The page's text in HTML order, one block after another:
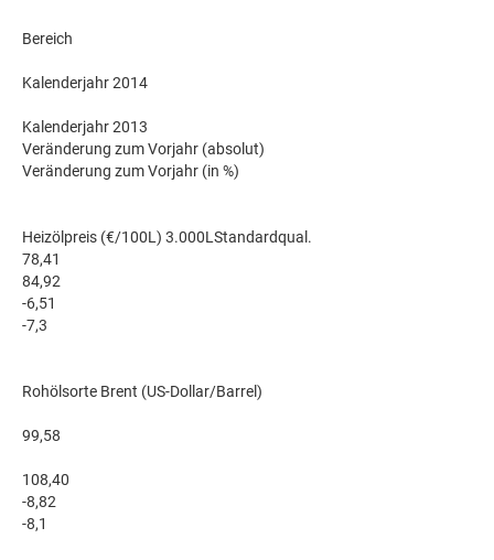
Bereich
Kalenderjahr 2014
Kalenderjahr 2013
Veränderung zum Vorjahr (absolut)
Veränderung zum Vorjahr (in %)
Heizölpreis (€/100L) 3.000LStandardqual.
78,41
84,92
-6,51
-7,3
Rohölsorte Brent (US-Dollar/Barrel)
99,58
108,40
-8,82
-8,1